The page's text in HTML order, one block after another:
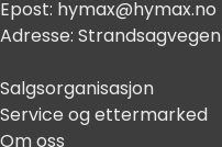
Epost: hymax@hymax.no
Adresse:
Salgsorganisasjon
Service og ettermarked
Om oss